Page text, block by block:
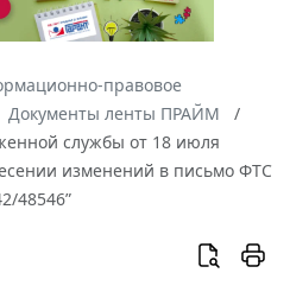
правовое
Документы ленты ПРАЙМ
службы от 18 июля
изменений в письмо ФТС
48546”